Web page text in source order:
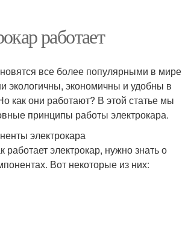
работает
все более популярными в мире
экологичны, экономичны и удобны в
как они работают? В этой статье мы
принципы работы электрокара.
электрокара
работает электрокар, нужно знать о
Вот некоторые из них: